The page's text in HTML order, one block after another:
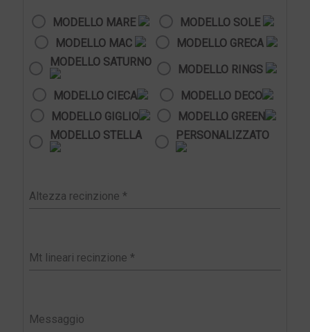
MODELLO MARE
MODELLO SOLE
MODELLO MAC
MODELLO GRECA
MODELLO SATURNO
MODELLO RINGS
MODELLO CIECA
MODELLO DECO
MODELLO GIGLIO
MODELLO GREEN
MODELLO STELLA
PERSONALIZZATO